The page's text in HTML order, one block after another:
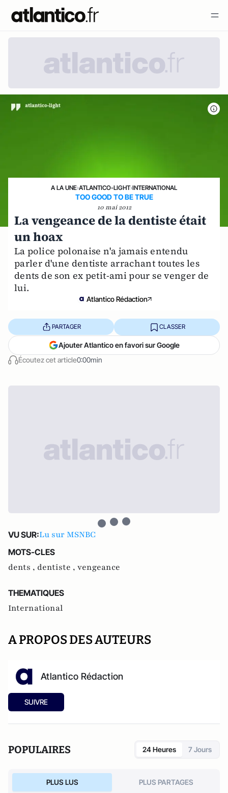
A LA UNE›ATLANTICO-LIGHT›INTERNATIONAL
TOO GOOD TO BE TRUE
10 mai 2012
La vengeance de la dentiste était
un hoax
La police polonaise n'a jamais entendu
parler d'une dentiste arrachant toutes les
dents de son ex petit-ami pour se venger de
lui.
Atlantico Rédaction
Écoutez cet article0:00min
PARTAGER CLASSER
Ajouter Atlantico en favori sur Google
VU SUR:Lu sur MSNBC
MOTS-CLES
dents , dentiste , vengeance
THEMATIQUES
International
A PROPOS DES AUTEURS
Atlantico Rédaction
SUIVRE
POPULAIRES 24 Heures 7 Jours
PLUS LUS PLUS PARTAGES